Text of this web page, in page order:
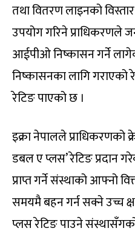
तथा वितरण लाइनको
उपयोग गरिने प्राधिकरणले
आईपीओ निष्कासन गर्ने
निष्कासनका लागि गराएको
रेटिङ पाएको छ ।
इक्रा नेपालले प्राधिकरणको
डबल ए प्लस’ रेटिङ प्रदान
प्राप्त गर्ने संस्थाको आफ्नो
समयमै बहन गर्न सक्ने उच्च
प्लस रेटिङ पाउने संस्थासँगको